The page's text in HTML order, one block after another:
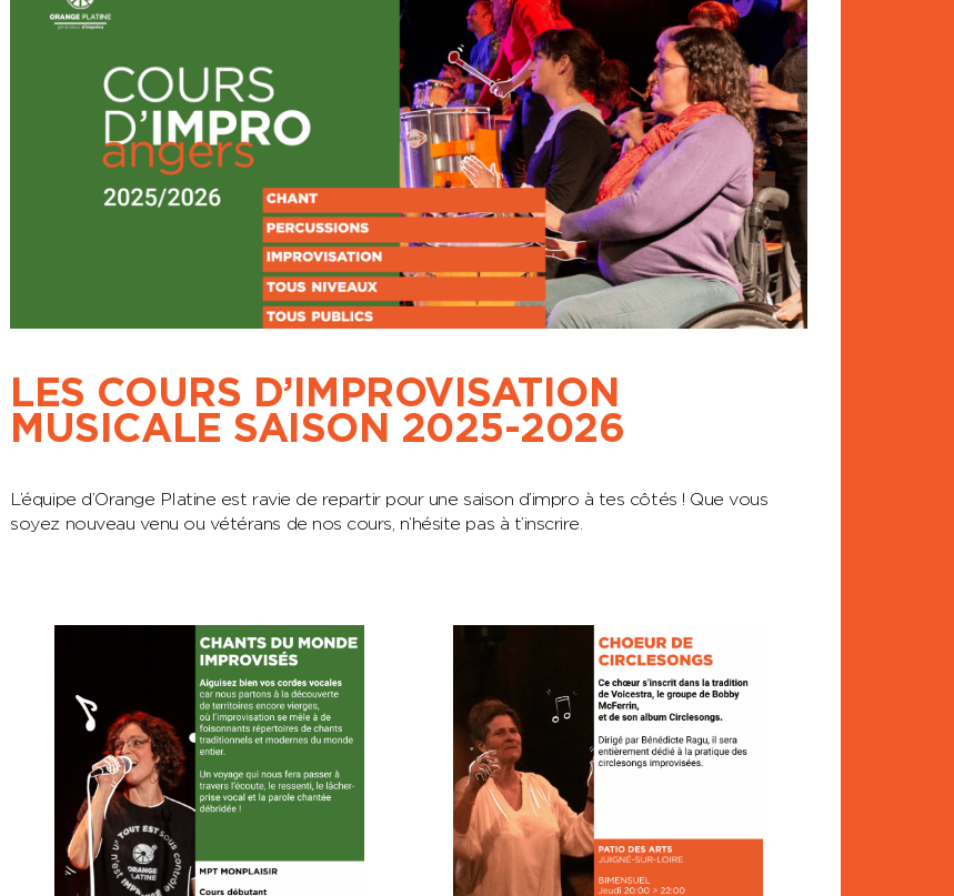
LES COURS D’IMPROVISATION
MUSICALE SAISON 2025-2026
L’équipe d’Orange Platine est ravie de repartir pour une saison d’impro à tes côtés ! Que vous
soyez nouveau venu ou vétérans de nos cours, n’hésite pas à t’inscrire.